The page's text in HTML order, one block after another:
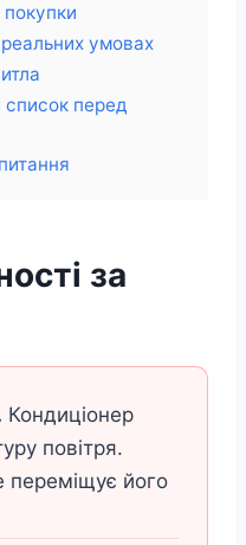
реальних умовах
список перед
за
Кондиціонер
повітря.
переміщує його